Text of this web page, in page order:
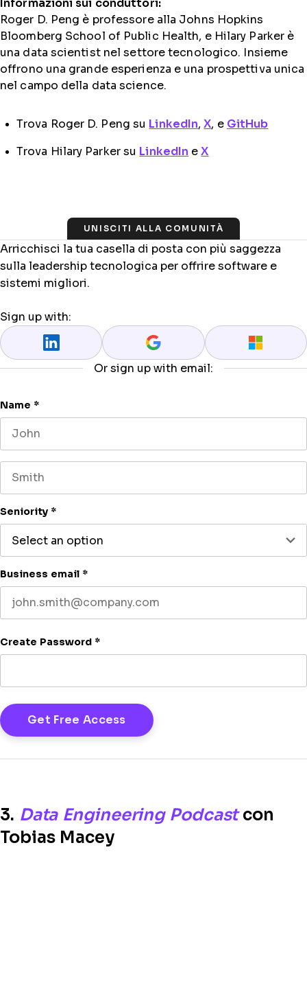
Informazioni sui conduttori:
Roger D. Peng è professore alla Johns Hopkins
Bloomberg School of Public Health, e Hilary Parker è
una data scientist nel settore tecnologico. Insieme
offrono una grande esperienza e una prospettiva unica
nel campo della data science.
Trova Roger D. Peng su LinkedIn,X, e GitHub
Trova Hilary Parker su LinkedIn eX
UNISCITI ALLA COMUNITÀ
Arricchisci la tua casella di posta con più saggezza
sulla leadership tecnologica per offrire software e
sistemi migliori.
Sign up with:
Or sign up with email:
Name *
Seniority *
Business email *
Create Password *
3. Data Engineering Podcastcon
Tobias Macey